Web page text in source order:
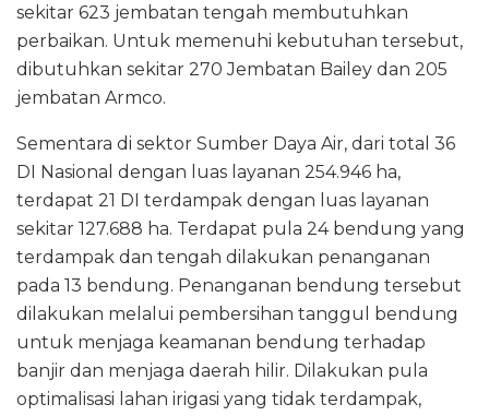
sekitar 623 jembatan tengah membutuhkan
perbaikan. Untuk memenuhi kebutuhan tersebut,
dibutuhkan sekitar 270 Jembatan Bailey dan 205
jembatan Armco.
Sementara di sektor Sumber Daya Air, dari total 36
DI Nasional dengan luas layanan 254.946 ha,
terdapat 21 DI terdampak dengan luas layanan
sekitar 127.688 ha. Terdapat pula 24 bendung yang
terdampak dan tengah dilakukan penanganan
pada 13 bendung. Penanganan bendung tersebut
dilakukan melalui pembersihan tanggul bendung
untuk menjaga keamanan bendung terhadap
banjir dan menjaga daerah hilir. Dilakukan pula
optimalisasi lahan irigasi yang tidak terdampak,